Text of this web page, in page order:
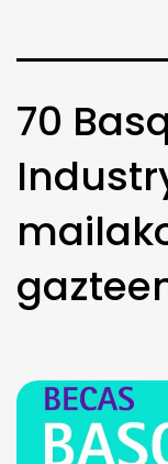
70